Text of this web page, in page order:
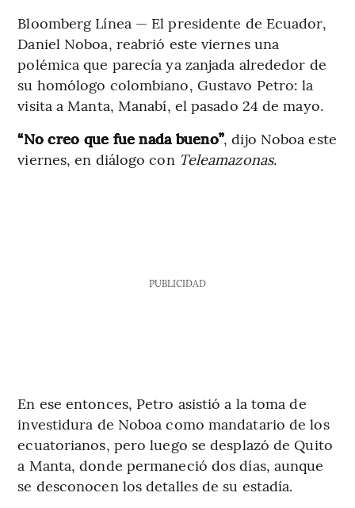
Bloomberg Línea — El presidente de Ecuador,
Daniel Noboa, reabrió este viernes una
polémica que parecía ya zanjada alrededor de
su homólogo colombiano, Gustavo Petro: la
visita a Manta, Manabí, el pasado 24 de mayo.
“No creo que fue nada bueno”, dijo Noboa este
viernes, en diálogo con Teleamazonas.
PUBLICIDAD
En ese entonces, Petro asistió a la toma de
investidura de Noboa como mandatario de los
ecuatorianos, pero luego se desplazó de Quito
a Manta, donde permaneció dos días, aunque
se desconocen los detalles de su estadía.